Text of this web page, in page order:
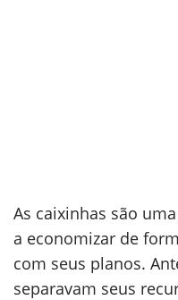
As caixinhas são
a economizar de
com seus planos.
separavam seus